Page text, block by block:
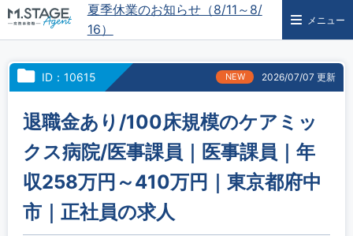
夏季休業のお知らせ（8/11～8/
16）
メニュー
ID：10615 NEW 2026/07/07 更新
退職金あり/100床規模のケアミッ
クス病院/医事課員｜医事課員｜年
収258万円～410万円｜東京都府中
市｜正社員の求人